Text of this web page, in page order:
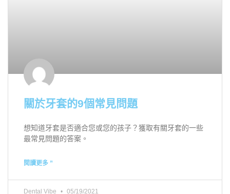
關於牙套的9個常見問題
想知道牙套是否適合您或您的孩子？獲取有關牙套的一些
最常見問題的答案。
閱讀更多 ”
Dental Vibe 05/19/2021